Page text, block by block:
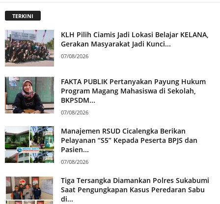
TERKINI
KLH Pilih Ciamis Jadi Lokasi Belajar KELANA,
Gerakan Masyarakat Jadi Kunci...
07/08/2026
FAKTA PUBLIK Pertanyakan Payung Hukum
Program Magang Mahasiswa di Sekolah,
BKPSDM...
07/08/2026
Manajemen RSUD Cicalengka Berikan
Pelayanan “S5” Kepada Peserta BPJS dan
Pasien...
07/08/2026
Tiga Tersangka Diamankan Polres Sukabumi
Saat Pengungkapan Kasus Peredaran Sabu
di...